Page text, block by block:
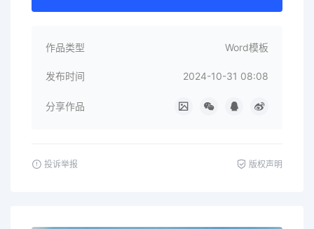
作品类型 Word模板
发布时间 2024-10-31 08:08
分享作品
投诉举报 版权声明